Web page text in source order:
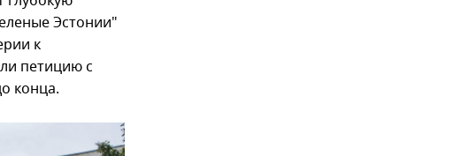
Эстонии"
к
петицию с
конца.